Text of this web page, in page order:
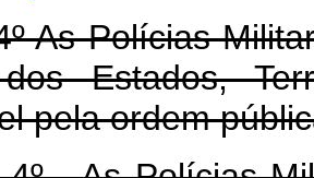
As Polícias
dos Estados,
pela ordem